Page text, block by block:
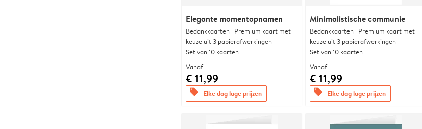
Elegante momentopnamen
Bedankkaarten | Premium kaart met
keuze uit 3 papierafwerkingen
Set van 10 kaarten
Vanaf
€ 11,99
offers Elke dag lage prijzen
Minimalistische communie
Bedankkaarten | Premium kaart met
keuze uit 3 papierafwerkingen
Set van 10 kaarten
Vanaf
€ 11,99
offers Elke dag lage prijzen